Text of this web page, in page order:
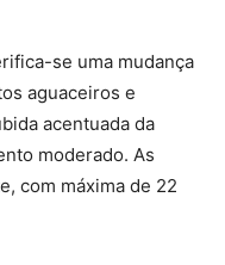
se uma mudança
aguaceiros e
acentuada da
moderado. As
com máxima de 22